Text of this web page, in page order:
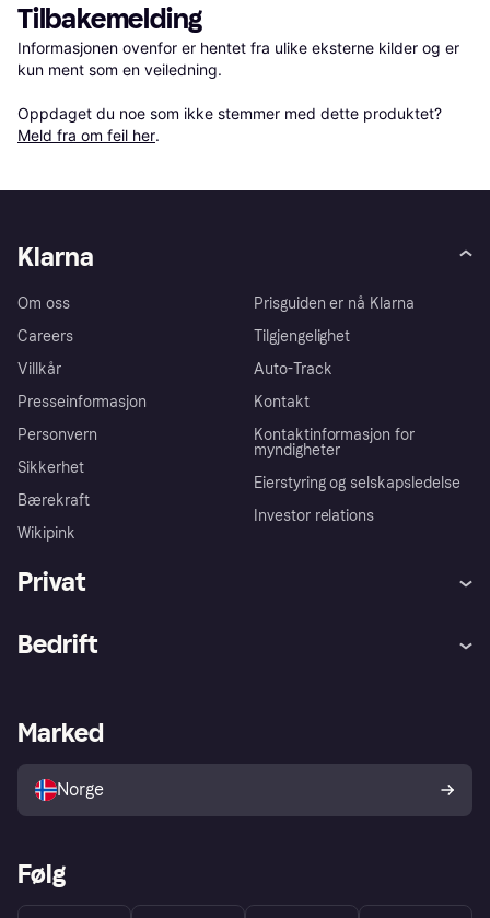
Tilbakemelding
Informasjonen ovenfor er hentet fra ulike eksterne kilder og er
kun ment som en veiledning.
Oppdaget du noe som ikke stemmer med dette produktet?
Meld fra om feil her.
Klarna
Om oss
Careers
Villkår
Presseinformasjon
Personvern
Sikkerhet
Bærekraft
Wikipink
Prisguiden er nå Klarna
Tilgjengelighet
Auto-Track
Kontakt
Kontaktinformasjon for
myndigheter
Eierstyring og selskapsledelse
Investor relations
Privat
Utforsk butikker
Bedrift
Merchant portal
Marked
Norge
Følg